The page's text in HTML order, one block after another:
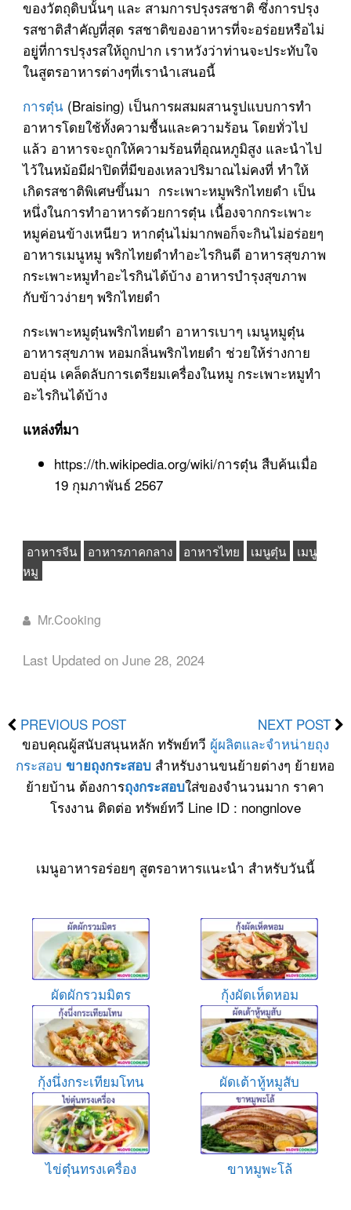
ของวัตถุดิบนั้นๆ และ สามการปรุงรสชาติ ซึ่งการปรุง
รสชาติสำคัญที่สุด รสชาติของอาหารที่จะอร่อยหรือไม่
อยูู่ที่การปรุงรสให้ถูกปาก เราหวังว่าท่านจะประทับใจ
ในสูตรอาหารต่างๆที่เรานำเสนอนี้
การตุ๋น(Braising) เป็นการผสมผสานรูปแบบการทำ
อาหารโดยใช้ทั้งความชื้นและความร้อน โดยทั่วไป
แล้ว อาหารจะถูกให้ความร้อนที่อุณหภูมิสูง และนำไป
ไว้ในหม้อมีฝาปิดที่มีของเหลวปริมาณไม่คงที่ ทำให้
เกิดรสชาติพิเศษขึ้นมา กระเพาะหมูพริกไทยดำ เป็น
หนึ่งในการทำอาหารด้วยการตุ๋น เนื้องจากกระเพาะ
หมูค่อนข้างเหนียว หากตุ๋นไม่มากพอก็จะกินไม่อร่อยๆ
อาหารเมนูหมู พริกไทยดำทำอะไรกินดี อาหารสุขภาพ
กระเพาะหมูทำอะไรกินได้บ้าง อาหารบำรุงสุขภาพ
กับข้าวง่ายๆ พริกไทยดำ
กระเพาะหมูตุ๋นพริกไทยดำ อาหารเบาๆ เมนูหมูตุ๋น
อาหารสุขภาพ หอมกลิ่นพริกไทยดำ ช่วยให้ร่างกาย
อบอุ่น เคล็ดลับการเตรียมเครื่องในหมู กระเพาะหมูทำ
อะไรกินได้บ้าง
แหล่งที่มา
https://th.wikipedia.org/wiki/การตุ๋น สืบค้นเมื่อ
19 กุมภาพันธ์ 2567
อาหารจีน อาหารภาคกลาง อาหารไทย เมนูตุ๋น
เมนู
หมู
Mr.Cooking
Last Updated on June 28, 2024
PREVIOUS POST
NEXT POST
ขอบคุณผู้สนับสนุนหลัก ทรัพย์ทวี ผู้ผลิตและจำหน่ายถุง
กระสอบ ขายถุงกระสอบ สำหรับงานขนย้ายต่างๆ ย้ายหอ
ย้ายบ้าน ต้องการถุงกระสอบใส่ของจำนวนมาก ราคา
โรงงาน ติดต่อ ทรัพย์ทวี Line ID : nongnlove
เมนูอาหารอร่อยๆ สูตรอาหารแนะนำ สำหรับวันนี้
ผัดผักรวมมิตร กุ้งผัดเห็ดหอม
กุ้งนึ่งกระเทียมโทน ผัดเต้าหู้หมูสับ
ไข่ตุ๋นทรงเครื่อง ขาหมูพะโล้